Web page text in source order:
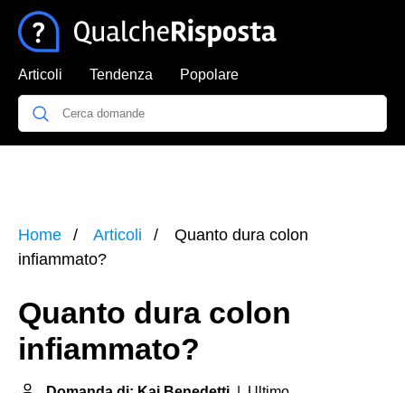
Articoli Tendenza Popolare
Home Articoli
Quanto dura colon
infiammato?
Quanto dura colon
infiammato?